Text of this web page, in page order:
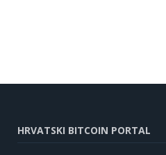
HRVATSKI BITCOIN PORTAL